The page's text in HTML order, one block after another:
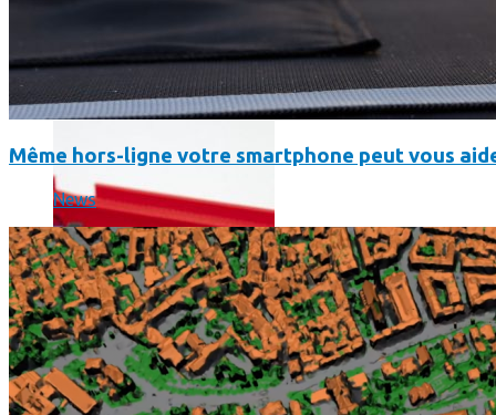
Un boîtier imprimé en 3D va faire tourner Android sur votre
Même hors-ligne votre smartphone peut vous
News